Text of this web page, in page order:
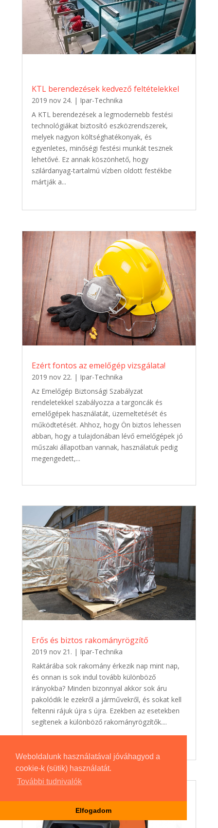
Weboldalunk használatával jóváhagyod a
cookie-k (sütik) használatát.
További tudnivalók
Elfogadom
KTL berendezések kedvező feltételekkel
2019 nov 24. | Ipar-Technika
A KTL berendezések a legmodernebb festési
technológiákat biztosító eszközrendszerek,
melyek nagyon költséghatékonyak, és
egyenletes, minőségi festési munkát tesznek
lehetővé. Ez annak köszönhető, hogy
szilárdanyag-tartalmú vízben oldott festékbe
mártják a...
Ezért fontos az emelőgép vizsgálata!
2019 nov 22. | Ipar-Technika
Az Emelőgép Biztonsági Szabályzat
rendeletekkel szabályozza a targoncák és
emelőgépek használatát, üzemeltetését és
működtetését. Ahhoz, hogy Ön biztos lehessen
abban, hogy a tulajdonában lévő emelőgépek jó
műszaki állapotban vannak, használatuk pedig
megengedett,...
Erős és biztos rakományrögzítő
2019 nov 21. | Ipar-Technika
Raktárába sok rakomány érkezik nap mint nap,
és onnan is sok indul tovább különböző
irányokba? Minden bizonnyal akkor sok áru
pakolódik le ezekről a járművekről, és sokat kell
feltenni rájuk újra s újra. Ezekben az esetekben
segítenek a különböző rakományrögzítők....